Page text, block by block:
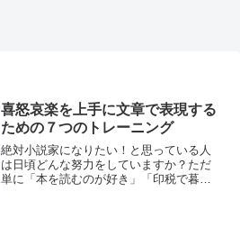
喜怒哀楽を上手に文章で表現する
ための７つのトレーニング
絶対小説家になりたい！と思っている人
は日頃どんな努力をしていますか？ただ
単に「本を読むのが好き」「印税で暮ら